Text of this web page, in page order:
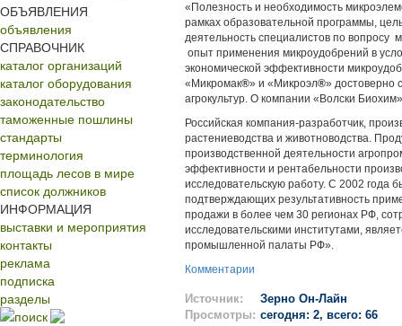
ОБЪЯВЛЕНИЯ
объявления
СПРАВОЧНИК
каталог организаций
каталог оборудования
законодательство
таможенные пошлины
стандарты
терминология
площадь лесов в мире
список должников
ИНФОРМАЦИЯ
выставки и мероприятия
контакты
реклама
подписка
разделы
поиск
«Полезность и необходимость
рамках образовательной программы,
деятельность специалистов по вопросу
опыт применения микроудобрений в
экономической эффективности
«Микромак®» и «Микроэл®» достоверно
агрокультур. О компании «Волски Биохим»
Российская компания-разработчик,
растениеводства и животноводства.
производственной деятельности
эффективности и рентабельности
исследовательскую работу. С 2002 года
подтверждающих результативность
продажи в более чем 30 регионах РФ,
исследовательскими институтами,
промышленной палаты РФ».
Комментарии
Источник:
Зерно Он-Лайн
Просмотры: сегодня: 2, всего: 66